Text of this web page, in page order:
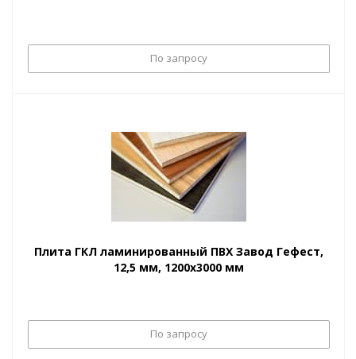
По запросу
Плита ГКЛ ламинированный ПВХ Завод Гефест,
12,5 мм, 1200х3000 мм
По запросу